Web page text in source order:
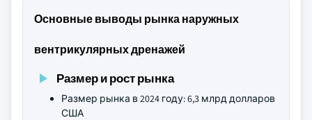
Основные выводы рынка наружных
вентрикулярных дренажей
Размер и рост рынка
Размер рынка в 2024 году: 6,3 млрд долларов
США